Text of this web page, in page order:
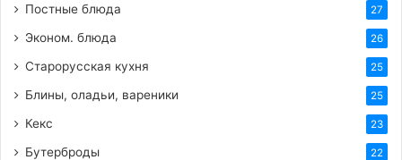
Постные блюда 27
Эконом. блюда 26
Старорусская кухня 25
Блины, оладьи, вареники 25
Кекс 23
Бутерброды 22